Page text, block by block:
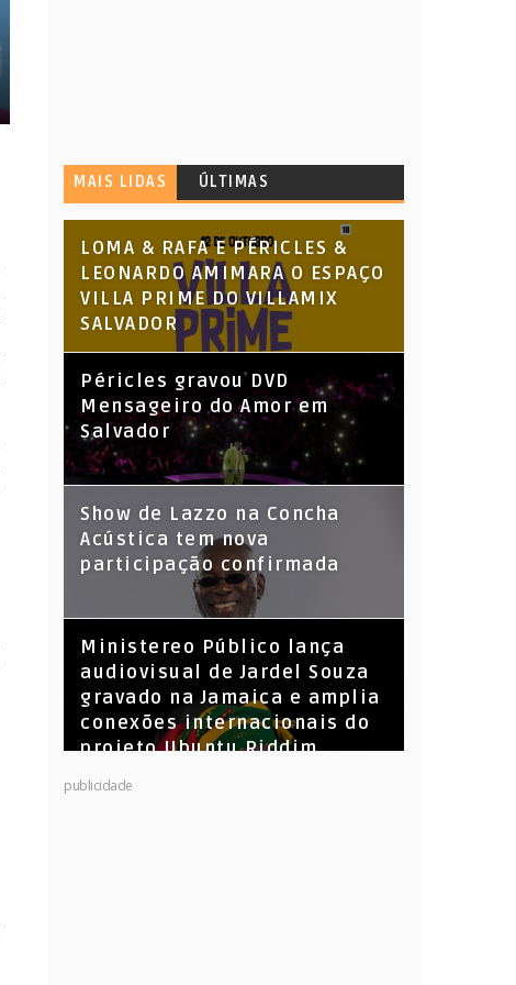
MAIS LIDAS ÚLTIMAS
LOMA & RAFA E PÉRICLES &
LEONARDO AMIMARA O ESPAÇO
VILLA PRIME DO VILLAMIX
SALVADOR
Péricles gravou DVD
Mensageiro do Amor em
Salvador
Show de Lazzo na Concha
Acústica tem nova
participação confirmada
​Ministereo Público lança
audiovisual de Jardel Souza
gravado na Jamaica e amplia
conexões internacionais do
projeto Ubuntu Riddim
KL Jay (Racionais MC’s), DJ
publicidade